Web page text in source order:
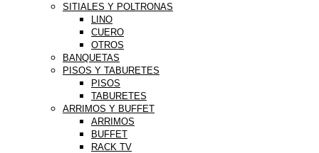
SITIALES Y POLTRONAS
LINO
CUERO
OTROS
BANQUETAS
PISOS Y TABURETES
PISOS
TABURETES
ARRIMOS Y BUFFET
ARRIMOS
BUFFET
RACK TV